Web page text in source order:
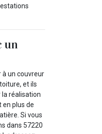
un
à un couvreur
et ils
la réalisation
en plus de
Si vous
dans 57220